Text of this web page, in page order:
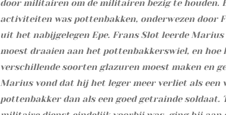
door militairen om de militairen bezig te houden.
activiteiten was pottenbakken, onderwezen door
uit het nabijgelegen Epe. Frans Slot leerde
moest draaien aan het pottenbakkerswiel, en hoe
verschillende soorten glazuren moest maken en
Marius vond dat hij het leger meer verliet als een
pottenbakker dan als een goed getrainde soldaat.